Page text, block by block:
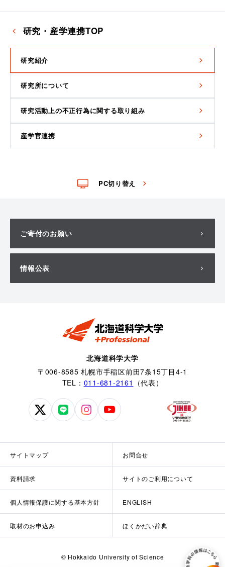
研究・産学連携TOP
研究紹介
研究所について
研究活動上の不正行為に関する取り組み
産学官連携
PC切り替え
ご寄付のお願い
情報公表
北海道科学大学
〒006-8585 札幌市手稲区前田7条15丁目4-1
TEL： 011-681-2161 （代表）
北
科
学
公
式
X
北
学
公
式
北
学
公
式
北
学
式
YouTube
サイトマップ お問合せ
資料請求 サイトのご利用について
個人情報保護に関する基本方針 ENGLISH
取材のお申込み ほくかだい辞典
© Hokkaido University of Science